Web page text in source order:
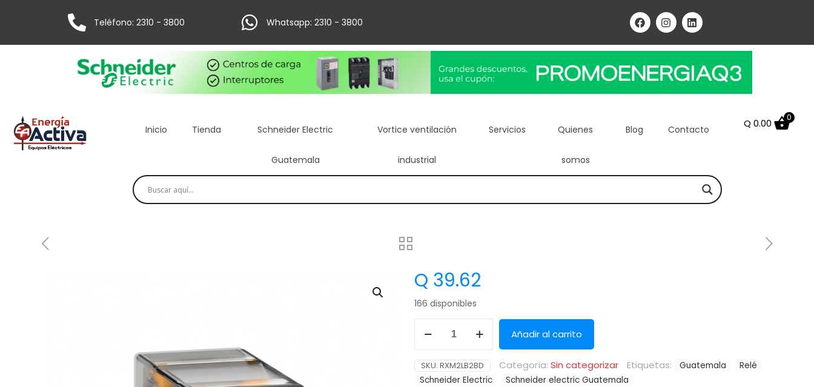
Teléfono: 2310 - 3800 Whatsapp: 2310 - 3800
Inicio Tienda Schneider Electric
Guatemala
Vortice ventilación
industrial
Servicios Quienes
somos
Blog Contacto Q 0.00 0
Q 39.62
166 disponibles
Añadir al carrito
SKU: RXM2LB2BD Categoría: Sin categorizar Etiquetas: Guatemala
Relé
Schneider Electric
Schneider electric Guatemala